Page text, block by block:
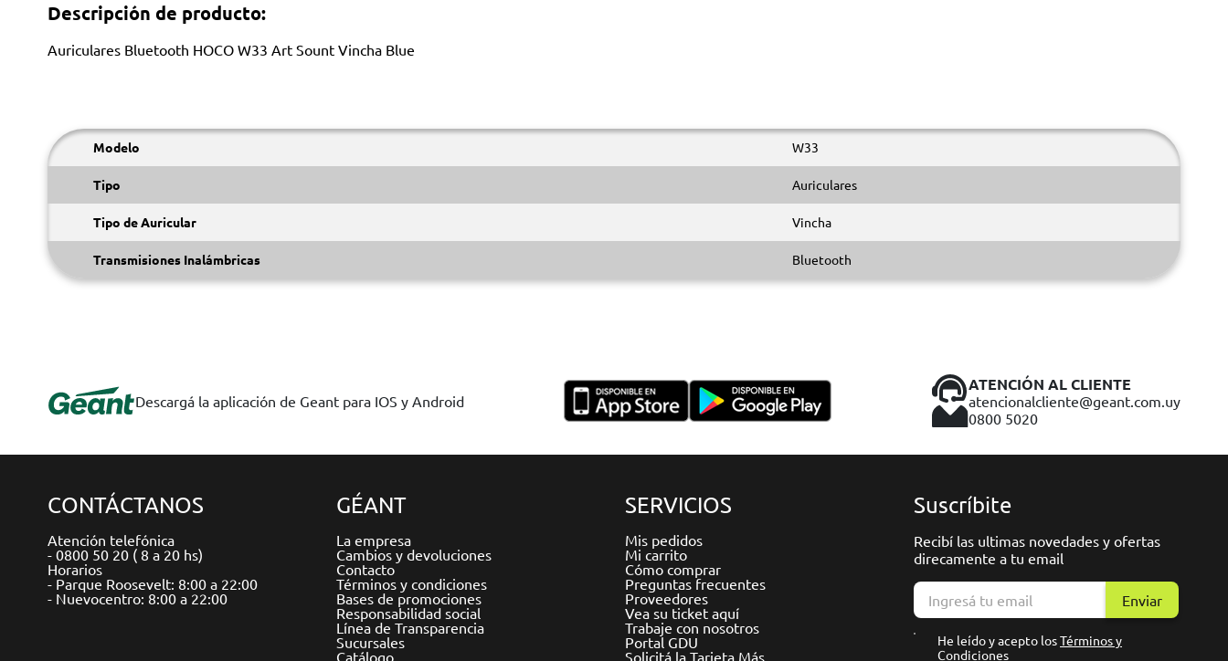
Descripción de producto:
Auriculares Bluetooth HOCO W33 Art Sount Vincha Blue
Modelo W33
Tipo Auriculares
Tipo de Auricular Vincha
Transmisiones Inalámbricas Bluetooth
Descargá la aplicación de Geant para IOS y Android
ATENCIÓN AL CLIENTE
atencionalcliente@geant.com.uy
0800 5020
CONTÁCTANOS
Atención telefónica
- 0800 50 20 ( 8 a 20 hs)
Horarios
- Parque Roosevelt: 8:00 a 22:00
- Nuevocentro: 8:00 a 22:00
GÉANT
La empresa
Cambios y devoluciones
Contacto
Términos y condiciones
Bases de promociones
Responsabilidad social
Línea de Transparencia
Sucursales
Catálogo
SERVICIOS
Mis pedidos
Mi carrito
Cómo comprar
Preguntas frecuentes
Proveedores
Vea su ticket aquí
Trabaje con nosotros
Portal GDU
Solicitá la Tarjeta Más
Suscríbite
Recibí las ultimas novedades y ofertas
direcamente a tu email
Enviar
He leído y acepto losTérminos y
Condiciones